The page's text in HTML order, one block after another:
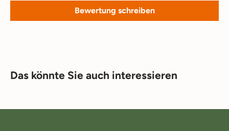
Bewertung schreiben
Das könnte Sie auch interessieren